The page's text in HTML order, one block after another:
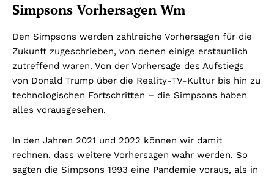
Simpsons Vorhersagen Wm
Den Simpsons werden zahlreiche Vorhersagen für die
Zukunft zugeschrieben, von denen einige erstaunlich
zutreffend waren. Von der Vorhersage des Aufstiegs
von Donald Trump über die Reality-TV-Kultur bis hin zu
technologischen Fortschritten – die Simpsons haben
alles vorausgesehen.
In den Jahren 2021 und 2022 können wir damit
rechnen, dass weitere Vorhersagen wahr werden. So
sagten die Simpsons 1993 eine Pandemie voraus, als in